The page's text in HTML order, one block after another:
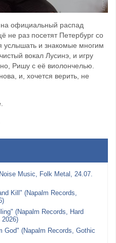
на официальный распад
не раз посетят Петербург со
услышать и знакомые многим
вокал Лусинэ, и игру
Ришу с её виолончелью.
и, хочется верить, не
Music, Folk Metal, 24.07.
Kill" (Napalm Records,
(Napalm Records, Hard
2026)
God" (Napalm Records, Gothic